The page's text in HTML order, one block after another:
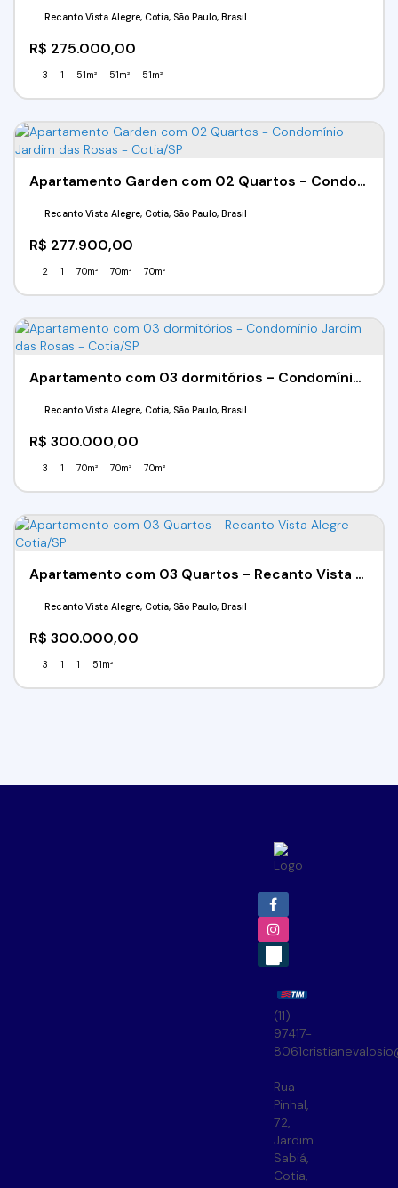
R$ 275.000,00
Recanto Vista Alegre, Cotia, São Paulo, Brasil
3 1 51m² 51m² 51m²
Apartamento Garden com 02 Quartos - Condomínio Jardim das Rosas - Cotia/SP
R$ 277.900,00
Recanto Vista Alegre, Cotia, São Paulo, Brasil
2 1 70m² 70m² 70m²
Apartamento com 03 dormitórios - Condomínio Jardim das Rosas - Cotia/SP
R$ 300.000,00
Recanto Vista Alegre, Cotia, São Paulo, Brasil
3 1 70m² 70m² 70m²
Apartamento com 03 Quartos - Recanto Vista Alegre - Cotia/SP
R$ 300.000,00
Recanto Vista Alegre, Cotia, São Paulo, Brasil
3 1 1 51m²
(11)
97417-
8061
Rua
Pinhal,
72,
Jardim
Sabiá,
Cotia,